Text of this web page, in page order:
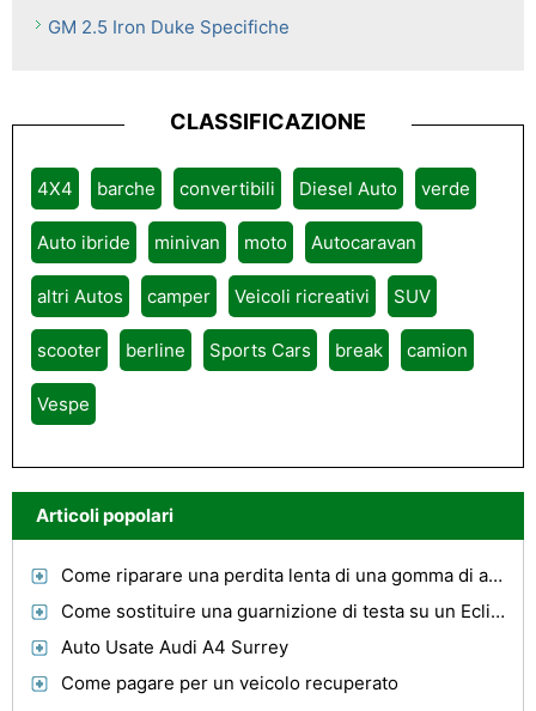
GM 2.5 Iron Duke Specifiche
CLASSIFICAZIONE
4X4 barche convertibili Diesel Auto verde
Auto ibride minivan moto Autocaravan
altri Autos camper Veicoli ricreativi SUV
scooter berline Sports Cars break camion
Vespe
Articoli popolari
Come riparare una perdita lenta di una gomma di automobile
Come sostituire una guarnizione di testa su un Eclipse
Auto Usate Audi A4 Surrey
Come pagare per un veicolo recuperato